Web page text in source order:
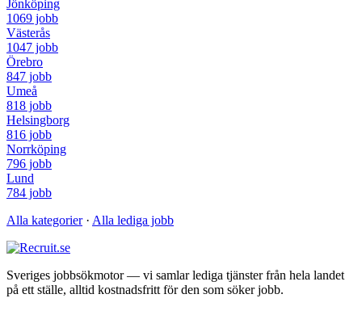
Jönköping
1069 jobb
Västerås
1047 jobb
Örebro
847 jobb
Umeå
818 jobb
Helsingborg
816 jobb
Norrköping
796 jobb
Lund
784 jobb
Alla kategorier· Alla lediga jobb
Sveriges jobbsökmotor — vi samlar lediga tjänster från hela landet
på ett ställe, alltid kostnadsfritt för den som söker jobb.